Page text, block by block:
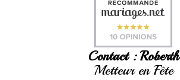
Contact : Roberth
Metteur en Fête